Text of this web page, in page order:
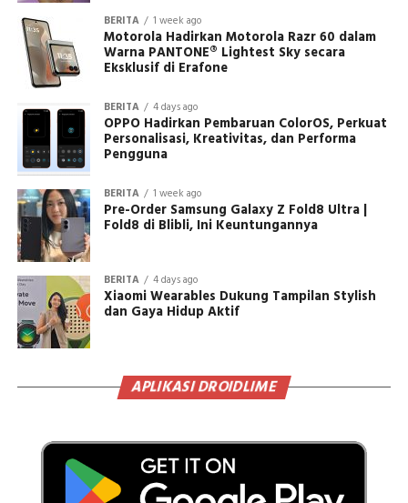
BERITA 1 week ago
Motorola Hadirkan Motorola Razr 60 dalam
Warna PANTONE® Lightest Sky secara
Eksklusif di Erafone
BERITA 4 days ago
OPPO Hadirkan Pembaruan ColorOS, Perkuat
Personalisasi, Kreativitas, dan Performa
Pengguna
BERITA 1 week ago
Pre-Order Samsung Galaxy Z Fold8 Ultra |
Fold8 di Blibli, Ini Keuntungannya
BERITA 4 days ago
Xiaomi Wearables Dukung Tampilan Stylish
dan Gaya Hidup Aktif
APLIKASI DROIDLIME